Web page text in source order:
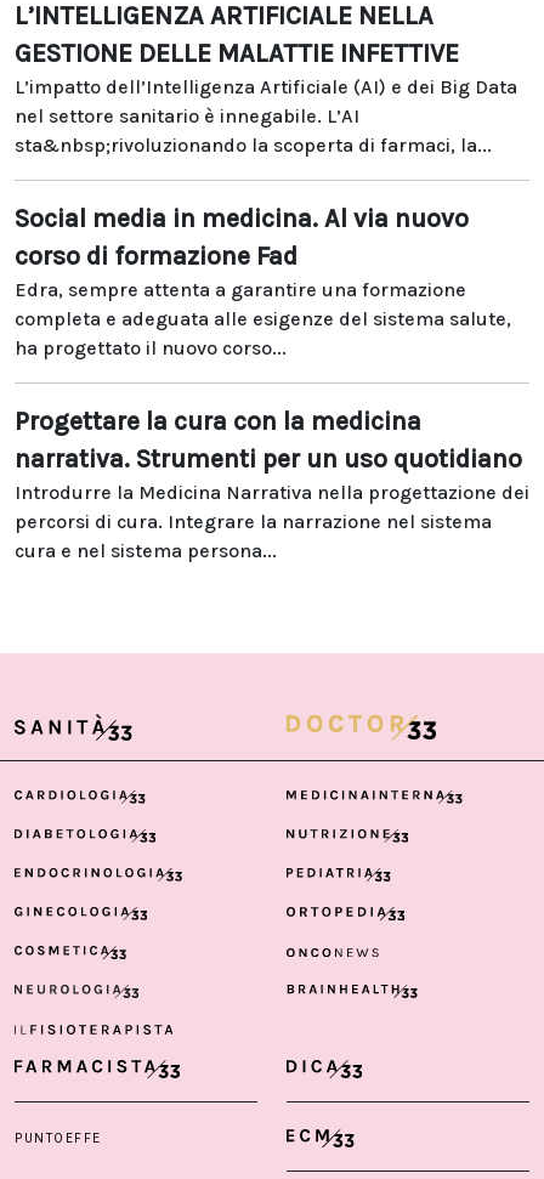
L’INTELLIGENZA ARTIFICIALE NELLA
GESTIONE DELLE MALATTIE INFETTIVE
L’impatto dell’Intelligenza Artificiale (AI) e dei Big Data
nel settore sanitario è innegabile. L’AI
sta&nbsp;rivoluzionando la scoperta di farmaci, la...
Social media in medicina. Al via nuovo
corso di formazione Fad
Edra, sempre attenta a garantire una formazione
completa e adeguata alle esigenze del sistema salute,
ha progettato il nuovo corso...
Progettare la cura con la medicina
narrativa. Strumenti per un uso quotidiano
Introdurre la Medicina Narrativa nella progettazione dei
percorsi di cura. Integrare la narrazione nel sistema
cura e nel sistema persona...